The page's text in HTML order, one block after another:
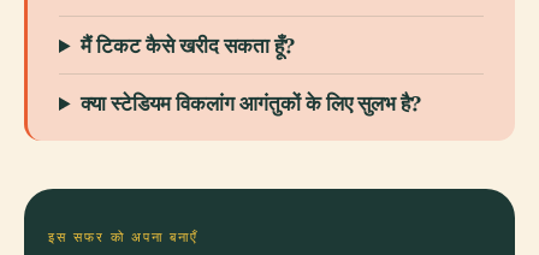
मैं टिकट कैसे खरीद सकता हूँ?
क्या स्टेडियम विकलांग आगंतुकों के लिए सुलभ है?
इस सफर को अपना बनाएँ